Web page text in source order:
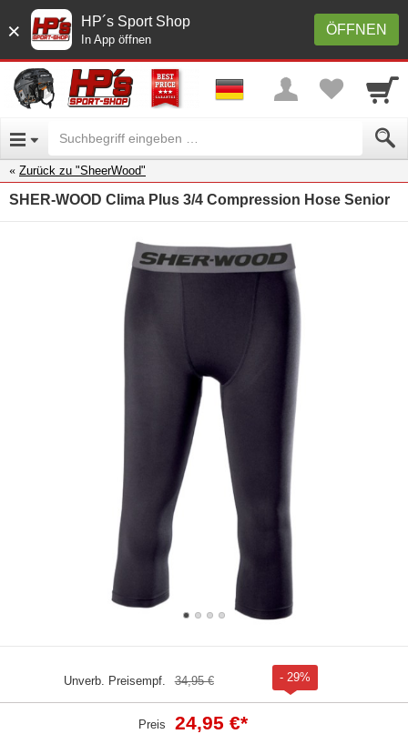
× ÖFFNEN
HP´s Sport Shop
In App öffnen
Zurück zu "SheerWood"
SHER-WOOD Clima Plus 3/4 Compression Hose Senior
Unverb. Preisempf. 34,95 € - 29%
Preis 24,95 €*